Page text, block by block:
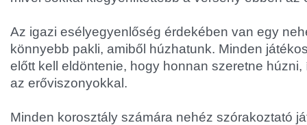
Az igazi esélyegyenlőség érdekében van egy
könnyebb pakli, amiből húzhatunk. Minden
előtt kell eldöntenie, hogy honnan szeretne
az erőviszonyokkal.
Minden korosztály számára nehéz szórakoztató